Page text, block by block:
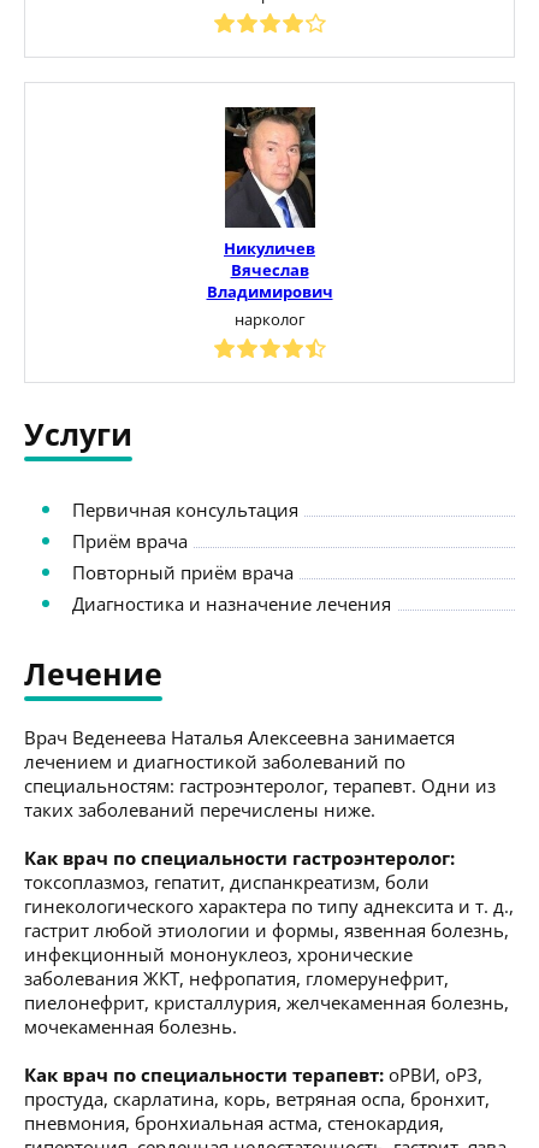
Никуличев
Вячеслав
Владимирович
нарколог
Услуги
Первичная консультация
Приём врача
Повторный приём врача
Диагностика и назначение лечения
Лечение
Врач Веденеева Наталья Алексеевна занимается
лечением и диагностикой заболеваний по
специальностям: гастроэнтеролог, терапевт. Одни из
таких заболеваний перечислены ниже.
Как врач по специальности гастроэнтеролог:
токсоплазмоз, гепатит, диспанкреатизм, боли
гинекологического характера по типу аднексита и т. д.,
гастрит любой этиологии и формы, язвенная болезнь,
инфекционный мононуклеоз, хронические
заболевания ЖКТ, нефропатия, гломерунефрит,
пиелонефрит, кристаллурия, желчекаменная болезнь,
мочекаменная болезнь.
Как врач по специальности терапевт: оРВИ, оРЗ,
простуда, скарлатина, корь, ветряная оспа, бронхит,
пневмония, бронхиальная астма, стенокардия,